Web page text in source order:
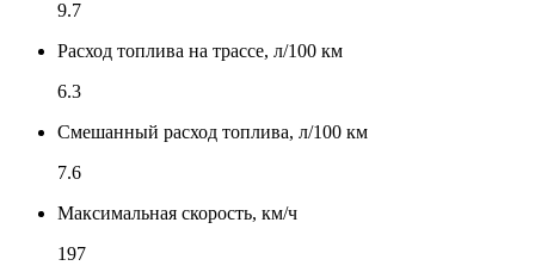
9.7
Расход топлива на трассе, л/100 км
6.3
Смешанный расход топлива, л/100 км
7.6
Максимальная скорость, км/ч
197